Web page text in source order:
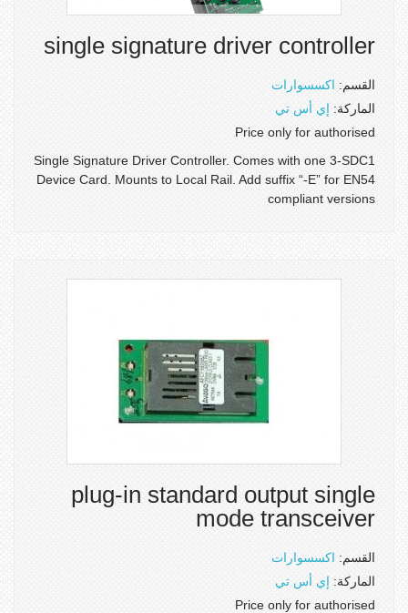
single signature driver controller
القسم: اكسسوارات
الماركة: إي أس تي
Price only for authorised
Single Signature Driver Controller. Comes with one 3-SDC1
Device Card. Mounts to Local Rail. Add suffix “-E” for EN54
compliant versions
plug-in standard output single
mode transceiver
القسم: اكسسوارات
الماركة: إي أس تي
Price only for authorised